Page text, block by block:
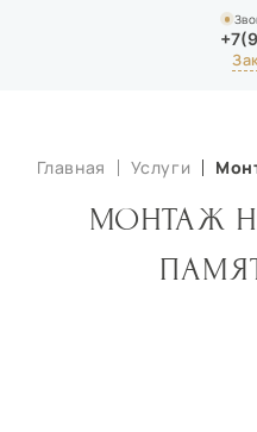
КАТАЛОГ
ПОРТФОЛИО
Главная Услуги
МОНТАЖ